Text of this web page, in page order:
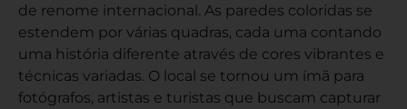
de renome internacional. As paredes coloridas se
estendem por várias quadras, cada uma contando
uma história diferente através de cores vibrantes e
técnicas variadas. O local se tornou um ímã para
fotógrafos, artistas e turistas que buscam capturar